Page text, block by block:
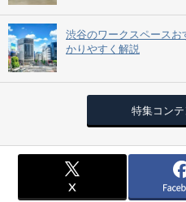
渋谷のワークスペースお
かりやすく解説
特集コン